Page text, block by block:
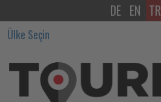
Reklamcılığın
kurgu
ve
olgu
DE EN TR
Ülke Seçin